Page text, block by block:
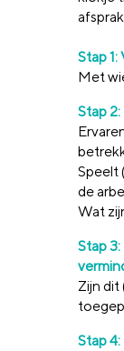
Stap
Met
Stap
Speelt
de
Wat
Stap
Zijn dit
Stap